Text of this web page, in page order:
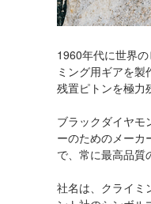
1960年代に世界
ミング用ギアを
残置ピトンを極力
ブラックダイヤモ
ーのためのメーカ
で、常に最高品質
社名は、クライミ